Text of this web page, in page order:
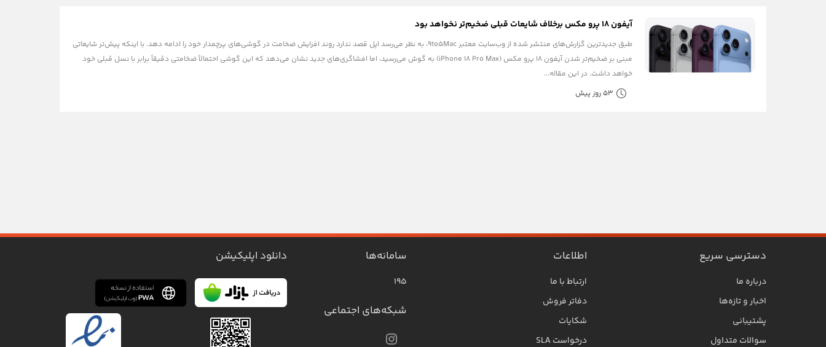
آیفون ۱۸ پرو مکس برخلاف شایعات قبلی ضخیم‌تر نخواهد بود
طبق جدیدترین گزارش‌های منتشر شده از وب‌سایت معتبر 9to5Mac، به نظر می‌رسد اپل قصد ندارد روند افزایش ضخامت در گوشی‌های پرچمدار خود را ادامه دهد. با اینکه پیش‌تر شایعاتی
مبنی بر ضخیم‌تر شدن آیفون ۱۸ پرو مکس (iPhone 18 Pro Max) به گوش می‌رسید، اما افشاگری‌های جدید نشان می‌دهد که این گوشی احتمالاً ضخامتی دقیقاً برابر با نسل قبلی خود
خواهد داشت. در این مقاله...
53 روز پیش
دسترسی سریع
درباره ما
اخبار و تازه‌ها
پشتیبانی
سوالات متداول
اطلاعات
ارتباط با ما
دفاتر فروش
شکایات
درخواست SLA
سامانه‌ها
۱۹۵
شبکه‌های اجتماعی
دانلود اپلیکیشن